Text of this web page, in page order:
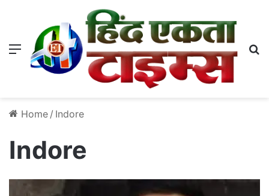
Menu
Home / Indore
Indore